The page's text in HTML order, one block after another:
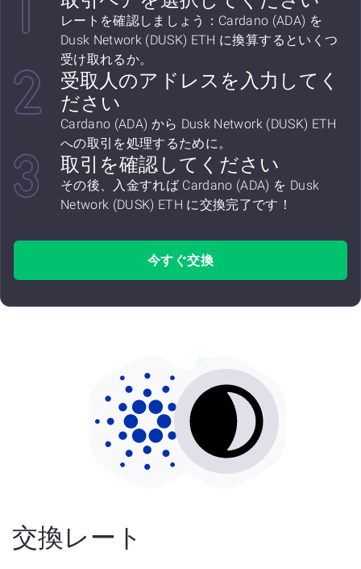
レートを確認しましょう：Cardano (ADA) を
Dusk Network (DUSK) ETH に換算するといくつ
受け取れるか。
受取人のアドレスを入力してく
ださい
Cardano (ADA) から Dusk Network (DUSK) ETH
への取引を処理するために。
取引を確認してください
その後、入金すれば Cardano (ADA) を Dusk
Network (DUSK) ETH に交換完了です！
今すぐ交換
交換レート